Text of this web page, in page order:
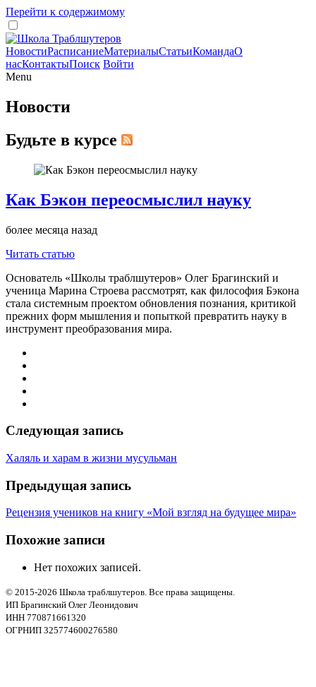
Перейти к содержимому
НовостиРасписаниеМатериалыСтатьиКомандаО
насКонтактыПоиск Войти
Menu
Новости
Будьте в курсе
Как Бэкон переосмыслил науку
более месяца назад
Читать статью
Основатель «Школы траблшутеров» Олег Брагинский и
ученица Марина Строева рассмотрят, как философия Бэкона
стала системным проектом обновления познания, критикой
прежних форм мышления и попыткой превратить науку в
инструмент преобразования мира.
Следующая запись
Халяль и харам в жизни мусульман
Предыдущая запись
Рецензия учеников на книгу «Мой взгляд на будущее мира»
Похожие записи
Нет похожих записей.
© 2015-2026 Школа траблшутеров. Все права защищены.
ИП Брагинский Олег Леонидович
ИНН 770871661320
ОГРНИП 325774600276580